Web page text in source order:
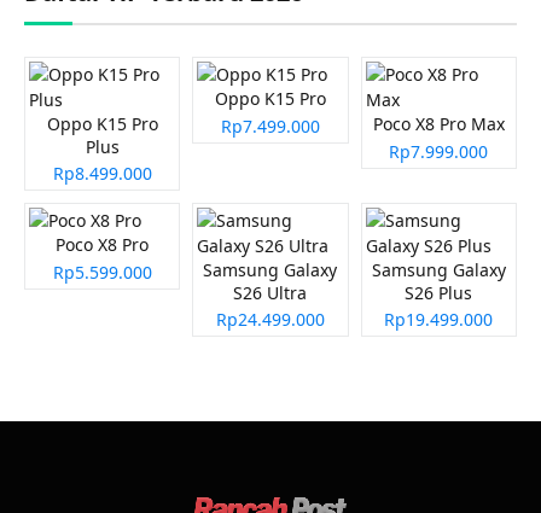
Oppo K15 Pro
Plus
Rp8.499.000
Oppo K15 Pro
Rp7.499.000
Poco X8 Pro Max
Rp7.999.000
Poco X8 Pro
Rp5.599.000
Samsung Galaxy
S26 Ultra
Rp24.499.000
Samsung Galaxy
S26 Plus
Rp19.499.000